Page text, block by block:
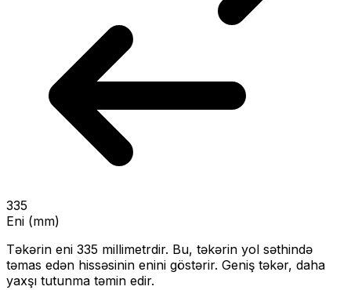
335
Eni (mm)
Təkərin eni 335 millimetrdir. Bu, təkərin yol səthində
təmas edən hissəsinin enini göstərir. Geniş təkər, daha
yaxşı tutunma təmin edir.